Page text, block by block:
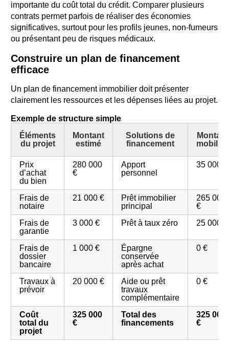
importante du coût total du crédit. Comparer plusieurs
contrats permet parfois de réaliser des économies
significatives, surtout pour les profils jeunes, non-fumeurs
ou présentant peu de risques médicaux.
Construire un plan de financement
efficace
Un plan de financement immobilier doit présenter
clairement les ressources et les dépenses liées au projet.
Exemple de structure simple
Éléments
du projet
Montant
estimé
Solutions de
financement
Montant
mobilisé
Prix
d’achat
du bien
280 000
€
Apport
personnel
35 000 €
Frais de
notaire
21 000 €
Prêt immobilier
principal
265 000
€
Frais de
garantie
3 000 € Prêt à taux zéro 25 000 €
Frais de
dossier
bancaire
1 000 €
Épargne
conservée
après achat
0 €
Travaux à
prévoir
20 000 €
Aide ou prêt
travaux
complémentaire
0 €
Coût
total du
projet
325 000
€
Total des
financements
325 000
€